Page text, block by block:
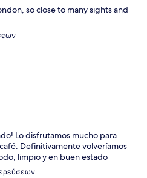
so close to many sights and
Lo disfrutamos mucho para
Definitivamente volveríamos
limpio y en buen estado